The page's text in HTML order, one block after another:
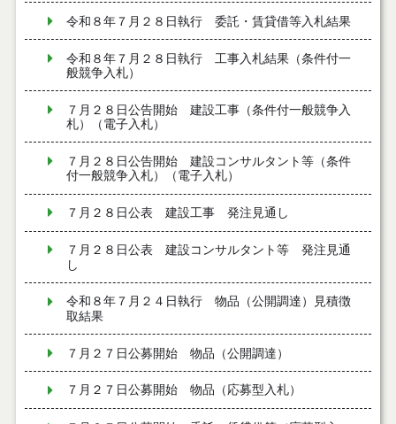
令和８年７月２８日執行 委託・賃貸借等入札結果
令和８年７月２８日執行 工事入札結果（条件付一
般競争入札）
７月２８日公告開始 建設工事（条件付一般競争入
札）（電子入札）
７月２８日公告開始 建設コンサルタント等（条件
付一般競争入札）（電子入札）
７月２８日公表 建設工事 発注見通し
７月２８日公表 建設コンサルタント等 発注見通
し
令和８年７月２４日執行 物品（公開調達）見積徴
取結果
７月２７日公募開始 物品（公開調達）
７月２７日公募開始 物品（応募型入札）